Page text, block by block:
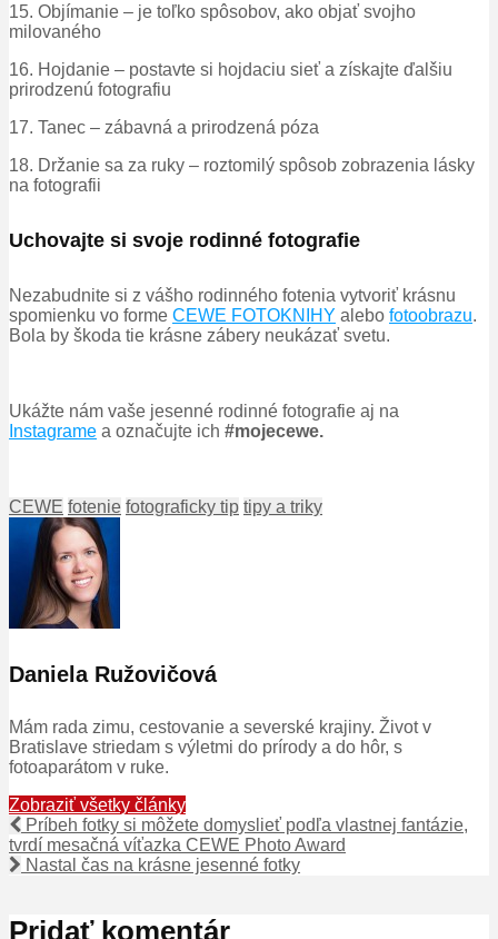
15. Objímanie – je toľko spôsobov, ako objať svojho
milovaného
16. Hojdanie – postavte si hojdaciu sieť a získajte ďalšiu
prirodzenú fotografiu
17. Tanec – zábavná a prirodzená póza
18. Držanie sa za ruky – roztomilý spôsob zobrazenia lásky
na fotografii
Uchovajte si svoje rodinné fotografie
Nezabudnite si z vášho rodinného fotenia vytvoriť krásnu
spomienku vo forme CEWE FOTOKNIHY alebo fotoobrazu.
Bola by škoda tie krásne zábery neukázať svetu.
Ukážte nám vaše jesenné rodinné fotografie aj na
Instagrame a označujte ich #mojecewe.
CEWE fotenie fotograficky tip tipy a triky
Daniela Ružovičová
Mám rada zimu, cestovanie a severské krajiny. Život v
Bratislave striedam s výletmi do prírody a do hôr, s
fotoaparátom v ruke.
Zobraziť všetky články
Príbeh fotky si môžete domyslieť podľa vlastnej fantázie,
tvrdí mesačná víťazka CEWE Photo Award
Nastal čas na krásne jesenné fotky
Pridať komentár